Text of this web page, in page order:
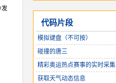
发
代码片段
模拟键盘（不可按）
碰撞的唐三
精彩奥运热点赛事的实时采集
获取天气动态信息